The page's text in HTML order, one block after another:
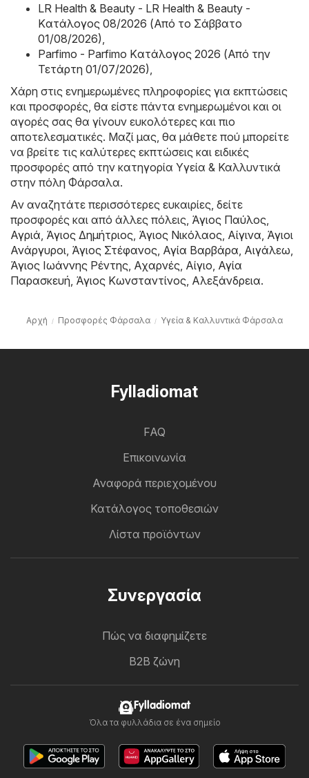
LR Health & Beauty - LR Health & Beauty -
Kατάλογος 08/2026 (Από το Σάββατο
01/08/2026)
Parfimo - Parfimo Kατάλογος 2026 (Από την
Τετάρτη 01/07/2026)
Χάρη στις ενημερωμένες πληροφορίες για εκπτώσεις
και προσφορές, θα είστε πάντα ενημερωμένοι και οι
αγορές σας θα γίνουν ευκολότερες και πιο
αποτελεσματικές. Μαζί μας, θα μάθετε πού μπορείτε
να βρείτε τις καλύτερες εκπτώσεις και ειδικές
προσφορές από την κατηγορία Υγεία & Καλλυντικά
στην πόλη Φάρσαλα.
Αν αναζητάτε περισσότερες ευκαιρίες, δείτε
προσφορές και από άλλες πόλεις, Άγιος Παύλος
Αγριά Άγιος Δημήτριος Άγιος Νικόλαος Αίγινα Άγιοι
Ανάργυροι Άγιος Στέφανος Αγία Βαρβάρα Αιγάλεω
Άγιος Ιωάννης Ρέντης Αχαρνές Αίγιο Αγία
Παρασκευή Άγιος Κωνσταντίνος Αλεξάνδρεια.
Αρχή Προσφορές Φάρσαλα Υγεία & Καλλυντικά Φάρσαλα
Fylladiomat
FAQ
Επικοινωνία
Αναφορά περιεχομένου
Κατάλογος τοποθεσιών
Λίστα προϊόντων
Συνεργασία
Πώς να διαφημίζετε
B2B ζώνη
Fylladiomat
Όλα τα φυλλάδια σε ένα σημείο